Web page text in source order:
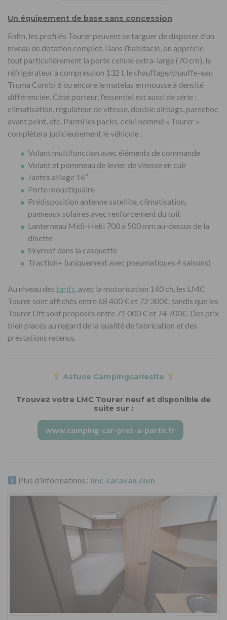
Un équipement de base sans concession
Enfin, les profilés Tourer peuvent se targuer de disposer d’un
niveau de dotation complet. Dans l’habitacle, on apprécie
tout particulièrement la porte cellule extra-large (70 cm), le
réfrigérateur à compression 132 l, le chauffage/chauffe-eau
Truma Combi 6 ou encore le matelas en mousse à densité
différenciée. Côté porteur, l’essentiel est aussi de série :
climatisation, régulateur de vitesse, double airbags, parechoc
avant peint, etc. Parmi les packs, celui nommé « Tourer »
complètera judicieusement le véhicule :
Volant multifonction avec éléments de commande
Volant et pommeau de levier de vitesse en cuir
Jantes alliage 16″
Porte moustiquaire
Prédisposition antenne satellite, climatisation,
panneaux solaires avec renforcement du toit
Lanterneau Midi-Heki 700 x 500 mm au-dessus de la
dînette
Skyroof dans la casquette
Traction+ (uniquement avec pneumatiques 4 saisons)
Au niveau des tarifs , avec la motorisation 140 ch, les LMC
Tourer sont affichés entre 68 400 € et 72 300€, tandis que les
Tourer Lift sont proposés entre 71 000 € et 74 700€. Des prix
bien placés au regard de la qualité de fabrication et des
prestations retenus.
Astuce Campingcarlesite
Trouvez votre LMC Tourer neuf et disponible de
suite sur :
www.camping-car-pret-a-partir.fr
Plus d’informations : lmc-caravan.com